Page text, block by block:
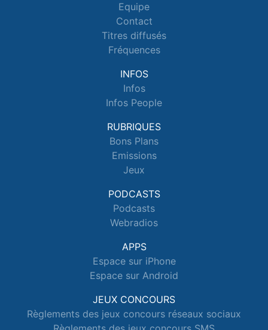
Equipe
Contact
Titres diffusés
Fréquences
INFOS
Infos
Infos People
RUBRIQUES
Bons Plans
Emissions
Jeux
PODCASTS
Podcasts
Webradios
APPS
Espace sur iPhone
Espace sur Android
JEUX CONCOURS
Règlements des jeux concours réseaux sociaux